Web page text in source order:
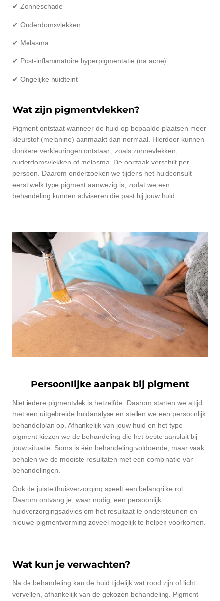
✔ Zonneschade
✔ Ouderdomsvlekken
✔ Melasma
✔ Post-inflammatoire hyperpigmentatie (na acne)
✔ Ongelijke huidteint
Wat zijn pigmentvlekken?
Pigment ontstaat wanneer de huid op bepaalde plaatsen meer
kleurstof (melanine) aanmaakt dan normaal. Hierdoor kunnen
donkere verkleuringen ontstaan, zoals zonnevlekken,
ouderdomsvlekken of melasma. De oorzaak verschilt per
persoon. Daarom onderzoeken we tijdens het huidconsult
eerst welk type pigment aanwezig is, zodat we een
behandeling kunnen adviseren die past bij jouw huid.
Persoonlijke aanpak bij pigment
Niet iedere pigmentvlek is hetzelfde. Daarom starten we altijd
met een uitgebreide huidanalyse en stellen we een persoonlijk
behandelplan op. Afhankelijk van jouw huid en het type
pigment kiezen we de behandeling die het beste aansluit bij
jouw situatie. Soms is één behandeling voldoende, maar vaak
behalen we de mooiste resultaten met een combinatie van
behandelingen.
Ook de juiste thuisverzorging speelt een belangrijke rol.
Daarom ontvang je, waar nodig, een persoonlijk
huidverzorgingsadvies om het resultaat te ondersteunen en
nieuwe pigmentvorming zoveel mogelijk te helpen voorkomen.
Wat kun je verwachten?
Na de behandeling kan de huid tijdelijk wat rood zijn of licht
vervellen, afhankelijk van de gekozen behandeling. Pigment